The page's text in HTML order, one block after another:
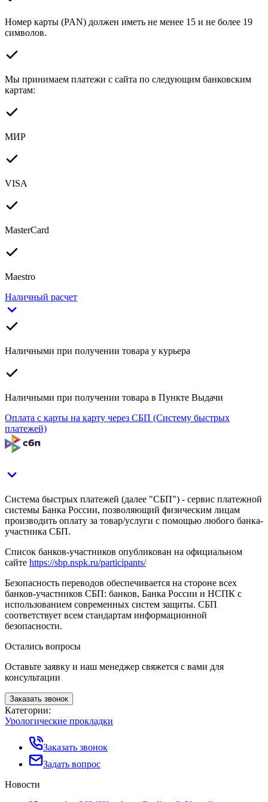
Номер карты (PAN) должен иметь не менее 15 и не более 19
символов.
Мы принимаем платежи с сайта по следующим банковским
картам:
МИР
VISA
MasterCard
Maestro
Наличный расчет
Наличными при получении товара у курьера
Наличными при получении товара в Пункте Выдачи
Оплата с карты на карту через СБП (Систему быстрых
платежей)
Система быстрых платежей (далее "СБП") - сервис платежной
системы Банка России, позволяющий физическим лицам
производить оплату за товар/услуги с помощью любого банка-
участника СБП.
Список банков-участников опубликован на официальном
сайте https://sbp.nspk.ru/participants/
Безопасность переводов обеспечивается на стороне всех
банков-участников СБП: банков, Банка России и НСПК с
использованием современных систем защиты. СБП
соответствует всем стандартам информационной
безопасности.
Остались вопросы
Оставьте заявку и наш менеджер свяжется с вами для
консультации
Заказать звонок
Категории:
Урологические прокладки
Заказать звонок
Задать вопрос
Новости